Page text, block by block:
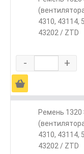
4310, 43114,
43202 / ZTD
- +
Ä
Ремень 1320
4310, 43114,
43202 / ZTD